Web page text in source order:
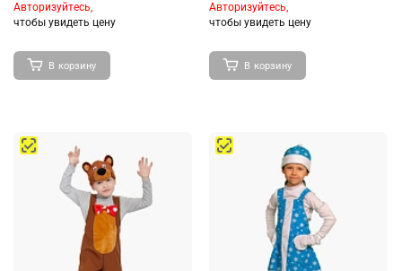
Авторизуйтесь,
чтобы увидеть цену
В корзину
Авторизуйтесь,
чтобы увидеть цену
В корзину